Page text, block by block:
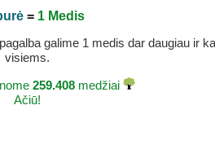
= 1 Medis
galime 1 medis dar daugiau ir
visiems.
259.408 medžiai
Ačiū!